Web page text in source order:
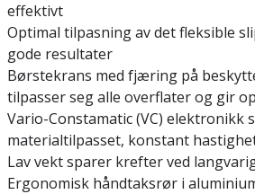
effektivt
Optimal tilpasning av det fleksible
gode resultater
Børstekrans med fjæring på
tilpasser seg alle overflater og gir
Vario-Constamatic (VC) elektronikk
materialtilpasset, konstant
Lav vekt sparer krefter ved
Ergonomisk håndtaksrør i